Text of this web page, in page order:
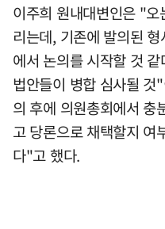
이주희 원내대변인은 "
리는데, 기존에 발의된
에서 논의를 시작할 것
법안들이 병합 심사될
의 후에 의원총회에서 충
고 당론으로 채택할지 여
다"고 했다.